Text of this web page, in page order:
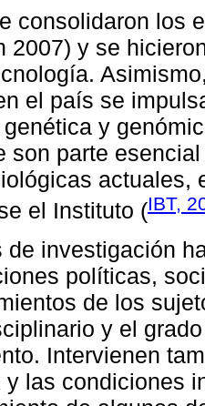
consolidaron los
2007) y se
el país se
y
son parte
actuales,
el Instituto (IBT,
de investigación
políticas,
de los
y el
Intervienen
las condiciones